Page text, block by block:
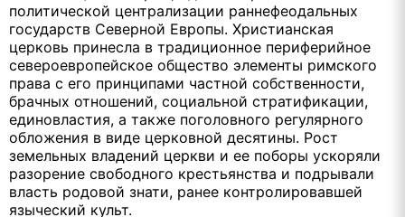
политической централизации раннефеодальных
государств Северной Европы. Христианская
церковь принесла в традиционное периферийное
североевропейское общество элементы римского
права с его принципами частной собственности,
брачных отношений, социальной стратификации,
единовластия, а также поголовного регулярного
обложения в виде церковной десятины. Рост
земельных владений церкви и ее поборы ускоряли
разорение свободного крестьянства и подрывали
власть родовой знати, ранее контролировавшей
языческий культ.